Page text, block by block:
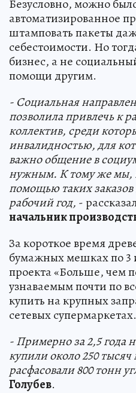
Безусловно, можно
автоматизированное
штамповать пакеты
себестоимости. Но
бизнес, а не
помощи другим.
- Социальная
позволила привлечь к
коллектив, среди
инвалидностью, для
важно общение в
нужным. К тому же мы,
помощью таких заказов
рабочий год, -
начальник
За короткое время
бумажных мешках по 3
проекта «Больше, чем
узнаваемым почти по
купить на крупных
сетевых супермаркетах.
- Примерно за 2,5 года
купили около 250
расфасовали 800 тонн
Голубев.